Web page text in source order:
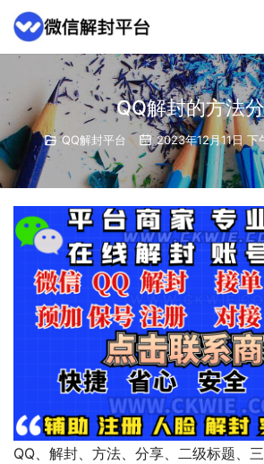
QQ解封的方法
QQ解封平台 2023年12月11日 下
QQ、解封、方法、分享、二级标题、